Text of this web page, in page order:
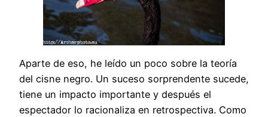
Aparte de eso, he leído un poco sobre la teoría
del cisne negro. Un suceso sorprendente sucede,
tiene un impacto importante y después el
espectador lo racionaliza en retrospectiva. Como